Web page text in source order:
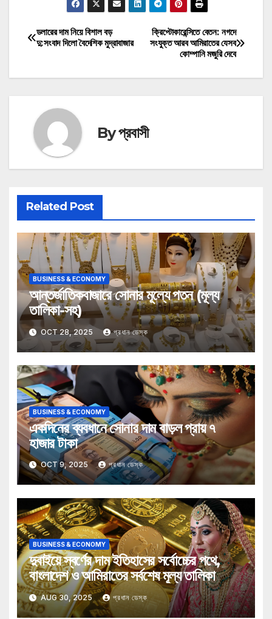
Post
ক্রিপ্টোকারেন্সিতে বেতন: নগদে
সংযুক্ত আরব আমিরাতের যেসব
কোম্পানি মজুরি দেবে
ডলারের দাম নিয়ে বিশাল বড়
দু:সংবাদ দিলো বৈদেশিক মুদ্রাবাজার
Byপ্রবাসী
Related Post
BUSINESS & ECONOMY
আন্তর্জাতিকবাজারে সোনার মূল্যে পতন (মূল্য
তালিকা-সহ)
OCT 28, 2025 প্রধান ডেস্ক
BUSINESS & ECONOMY
একদিনের ব্যবধানে সোনার দাম বাড়ল প্রায় ৭
হাজার টাকা
OCT 9, 2025 প্রধান ডেস্ক
BUSINESS & ECONOMY
দুবাইয়ে স্বর্ণের দাম ইতিহাসের সর্বোচ্চের পথে,
বাংলাদেশ ও আমিরাতের সর্বশেষ মূল্য তালিকা
AUG 30, 2025 প্রধান ডেস্ক